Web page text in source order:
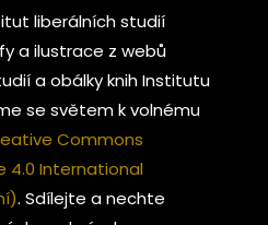
liberálních studií
a ilustrace z webů
a obálky knih Institutu
se světem k volnému
Commons
4.0 International
. Sdílejte a nechte